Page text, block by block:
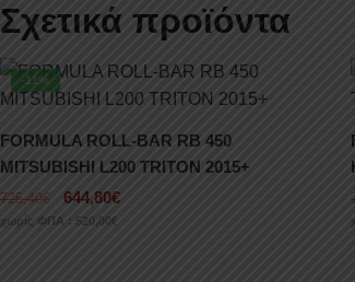
Σχετικά προϊόντα
-11%
FORMULA ROLL-BAR RB 450
MITSUBISHI L200 TRITON 2015+
725,40€ 644,80€
χωρίς ΦΠΑ : 520,00€